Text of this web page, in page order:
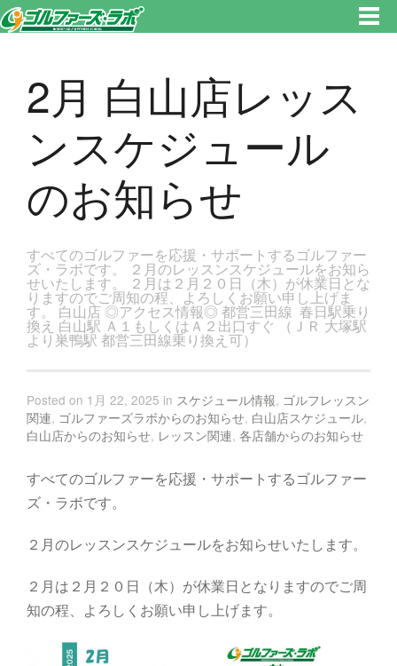
宿区、若松河田で気軽にゴルフレッスン！
2月 白山店レッス
ンスケジュール
のお知らせ
すべてのゴルファーを応援・サポートするゴルファー
ズ・ラボです。 ２月のレッスンスケジュールをお知ら
せいたします。 ２月は２月２０日（木）が休業日とな
りますのでご周知の程、よろしくお願い申し上げま
す。 白山店 ◎アクセス情報◎ 都営三田線 春日駅乗り
換え 白山駅 Ａ１もしくはＡ２出口すぐ （ＪＲ 大塚駅
より巣鴨駅 都営三田線乗り換え可）
Posted on 1月 22, 2025 in スケジュール情報, ゴルフレッスン
関連, ゴルファーズラボからのお知らせ, 白山店スケジュール,
白山店からのお知らせ, レッスン関連, 各店舗からのお知らせ
すべてのゴルファーを応援・サポートするゴルファー
ズ・ラボです。
２月のレッスンスケジュールをお知らせいたします。
２月は２月２０日（木）が休業日となりますのでご周
知の程、よろしくお願い申し上げます。